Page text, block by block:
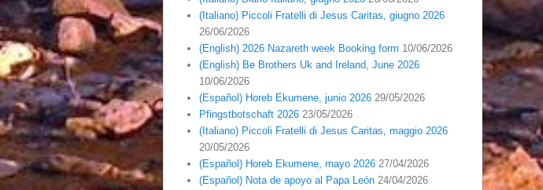
(Italiano) Piccoli Fratelli di Jesus Caritas, giugno 2026
26/06/2026
(English) 2026 Nazareth week Booking form 10/06/2026
(English) Be Brothers Uk and Ireland, June 2026
10/06/2026
(Español) Horeb Ekumene, junio 2026 29/05/2026
Pfingstbotschaft 2026 23/05/2026
(Italiano) Piccoli Fratelli di Jesus Caritas, maggio 2026
20/05/2026
(Español) Horeb Ekumene, mayo 2026 27/04/2026
(Español) Nota de apoyo al Papa León 24/04/2026